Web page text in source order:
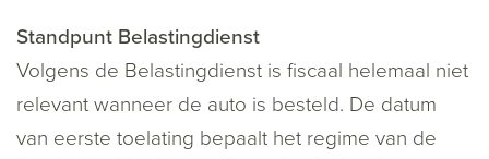
Standpunt Belastingdienst
Volgens de Belastingdienst is fiscaal helemaal niet
relevant wanneer de auto is besteld. De datum
van eerste toelating bepaalt het regime van de